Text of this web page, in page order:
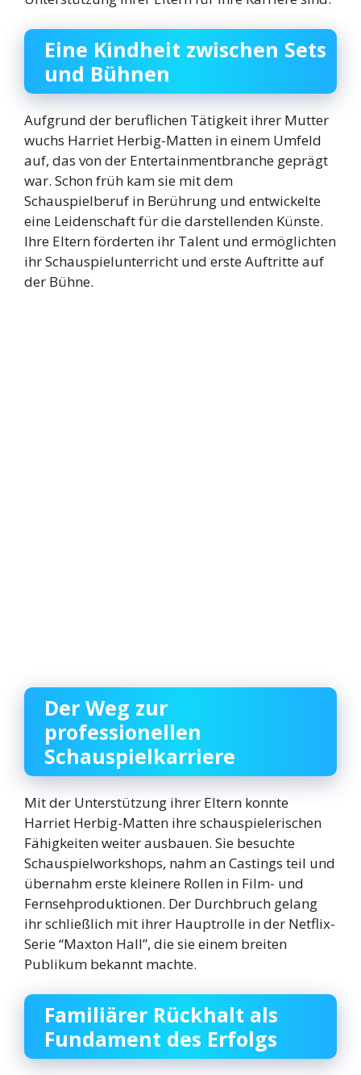
Eine Kindheit zwischen Sets
und Bühnen
Aufgrund der beruflichen Tätigkeit ihrer Mutter
wuchs Harriet Herbig-Matten in einem Umfeld
auf, das von der Entertainmentbranche geprägt
war. Schon früh kam sie mit dem
Schauspielberuf in Berührung und entwickelte
eine Leidenschaft für die darstellenden Künste.
Ihre Eltern förderten ihr Talent und ermöglichten
ihr Schauspielunterricht und erste Auftritte auf
der Bühne.
Der Weg zur
professionellen
Schauspielkarriere
Mit der Unterstützung ihrer Eltern konnte
Harriet Herbig-Matten ihre schauspielerischen
Fähigkeiten weiter ausbauen. Sie besuchte
Schauspielworkshops, nahm an Castings teil und
übernahm erste kleinere Rollen in Film- und
Fernsehproduktionen. Der Durchbruch gelang
ihr schließlich mit ihrer Hauptrolle in der Netflix-
Serie “Maxton Hall”, die sie einem breiten
Publikum bekannt machte.
Familiärer Rückhalt als
Fundament des Erfolgs